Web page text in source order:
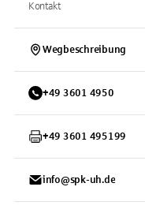
Kontakt
Wegbeschreibung
+49 3601 4950
+49 3601 495199
info@spk-uh.de